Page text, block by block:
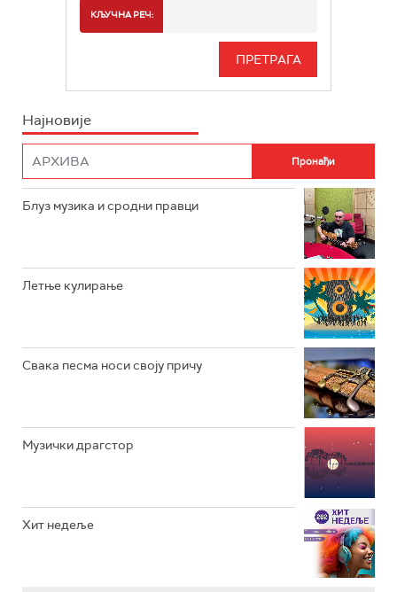
РАДИО БЕОГРАД 3
РАДИО РОКЕНРОЛЕР
РАДИО ЏЕЗЕР
ИНФО
КЉУЧНА РЕЧ:
Најновије
Блуз музика и сродни правци
Летње кулирање
Свака песма носи своју причу
Музички драгстор
Хит недеље